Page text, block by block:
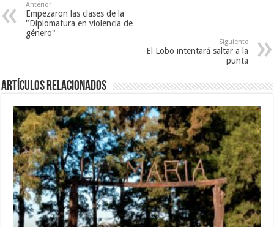
Anterior
Empezaron las clases de la
"Diplomatura en violencia de
género"
Siguiente
El Lobo intentará saltar a la
punta
Artículos Relacionados